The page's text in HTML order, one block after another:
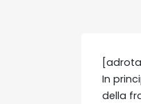
In
della